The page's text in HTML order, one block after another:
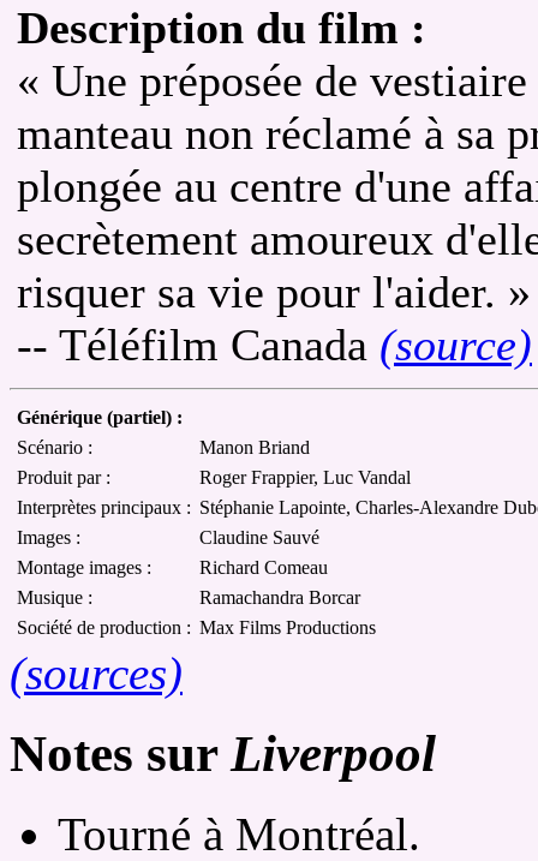
Description du film :
« Une préposée de
manteau non réclamé à sa
plongée au centre d'une
secrètement amoureux
risquer sa vie pour l'aider. »
-- Téléfilm Canada (source)
Générique (partiel) :
Scénario :
Manon Briand
Produit par :
Roger Frappier, Luc Vandal
Interprètes principaux : Stéphanie Lapointe, Charles-Alexandre
Images :
Claudine Sauvé
Montage images :
Richard Comeau
Musique :
Ramachandra Borcar
Société de production : Max Films Productions
(sources)
Notes sur Liverpool
Tourné à Montréal.